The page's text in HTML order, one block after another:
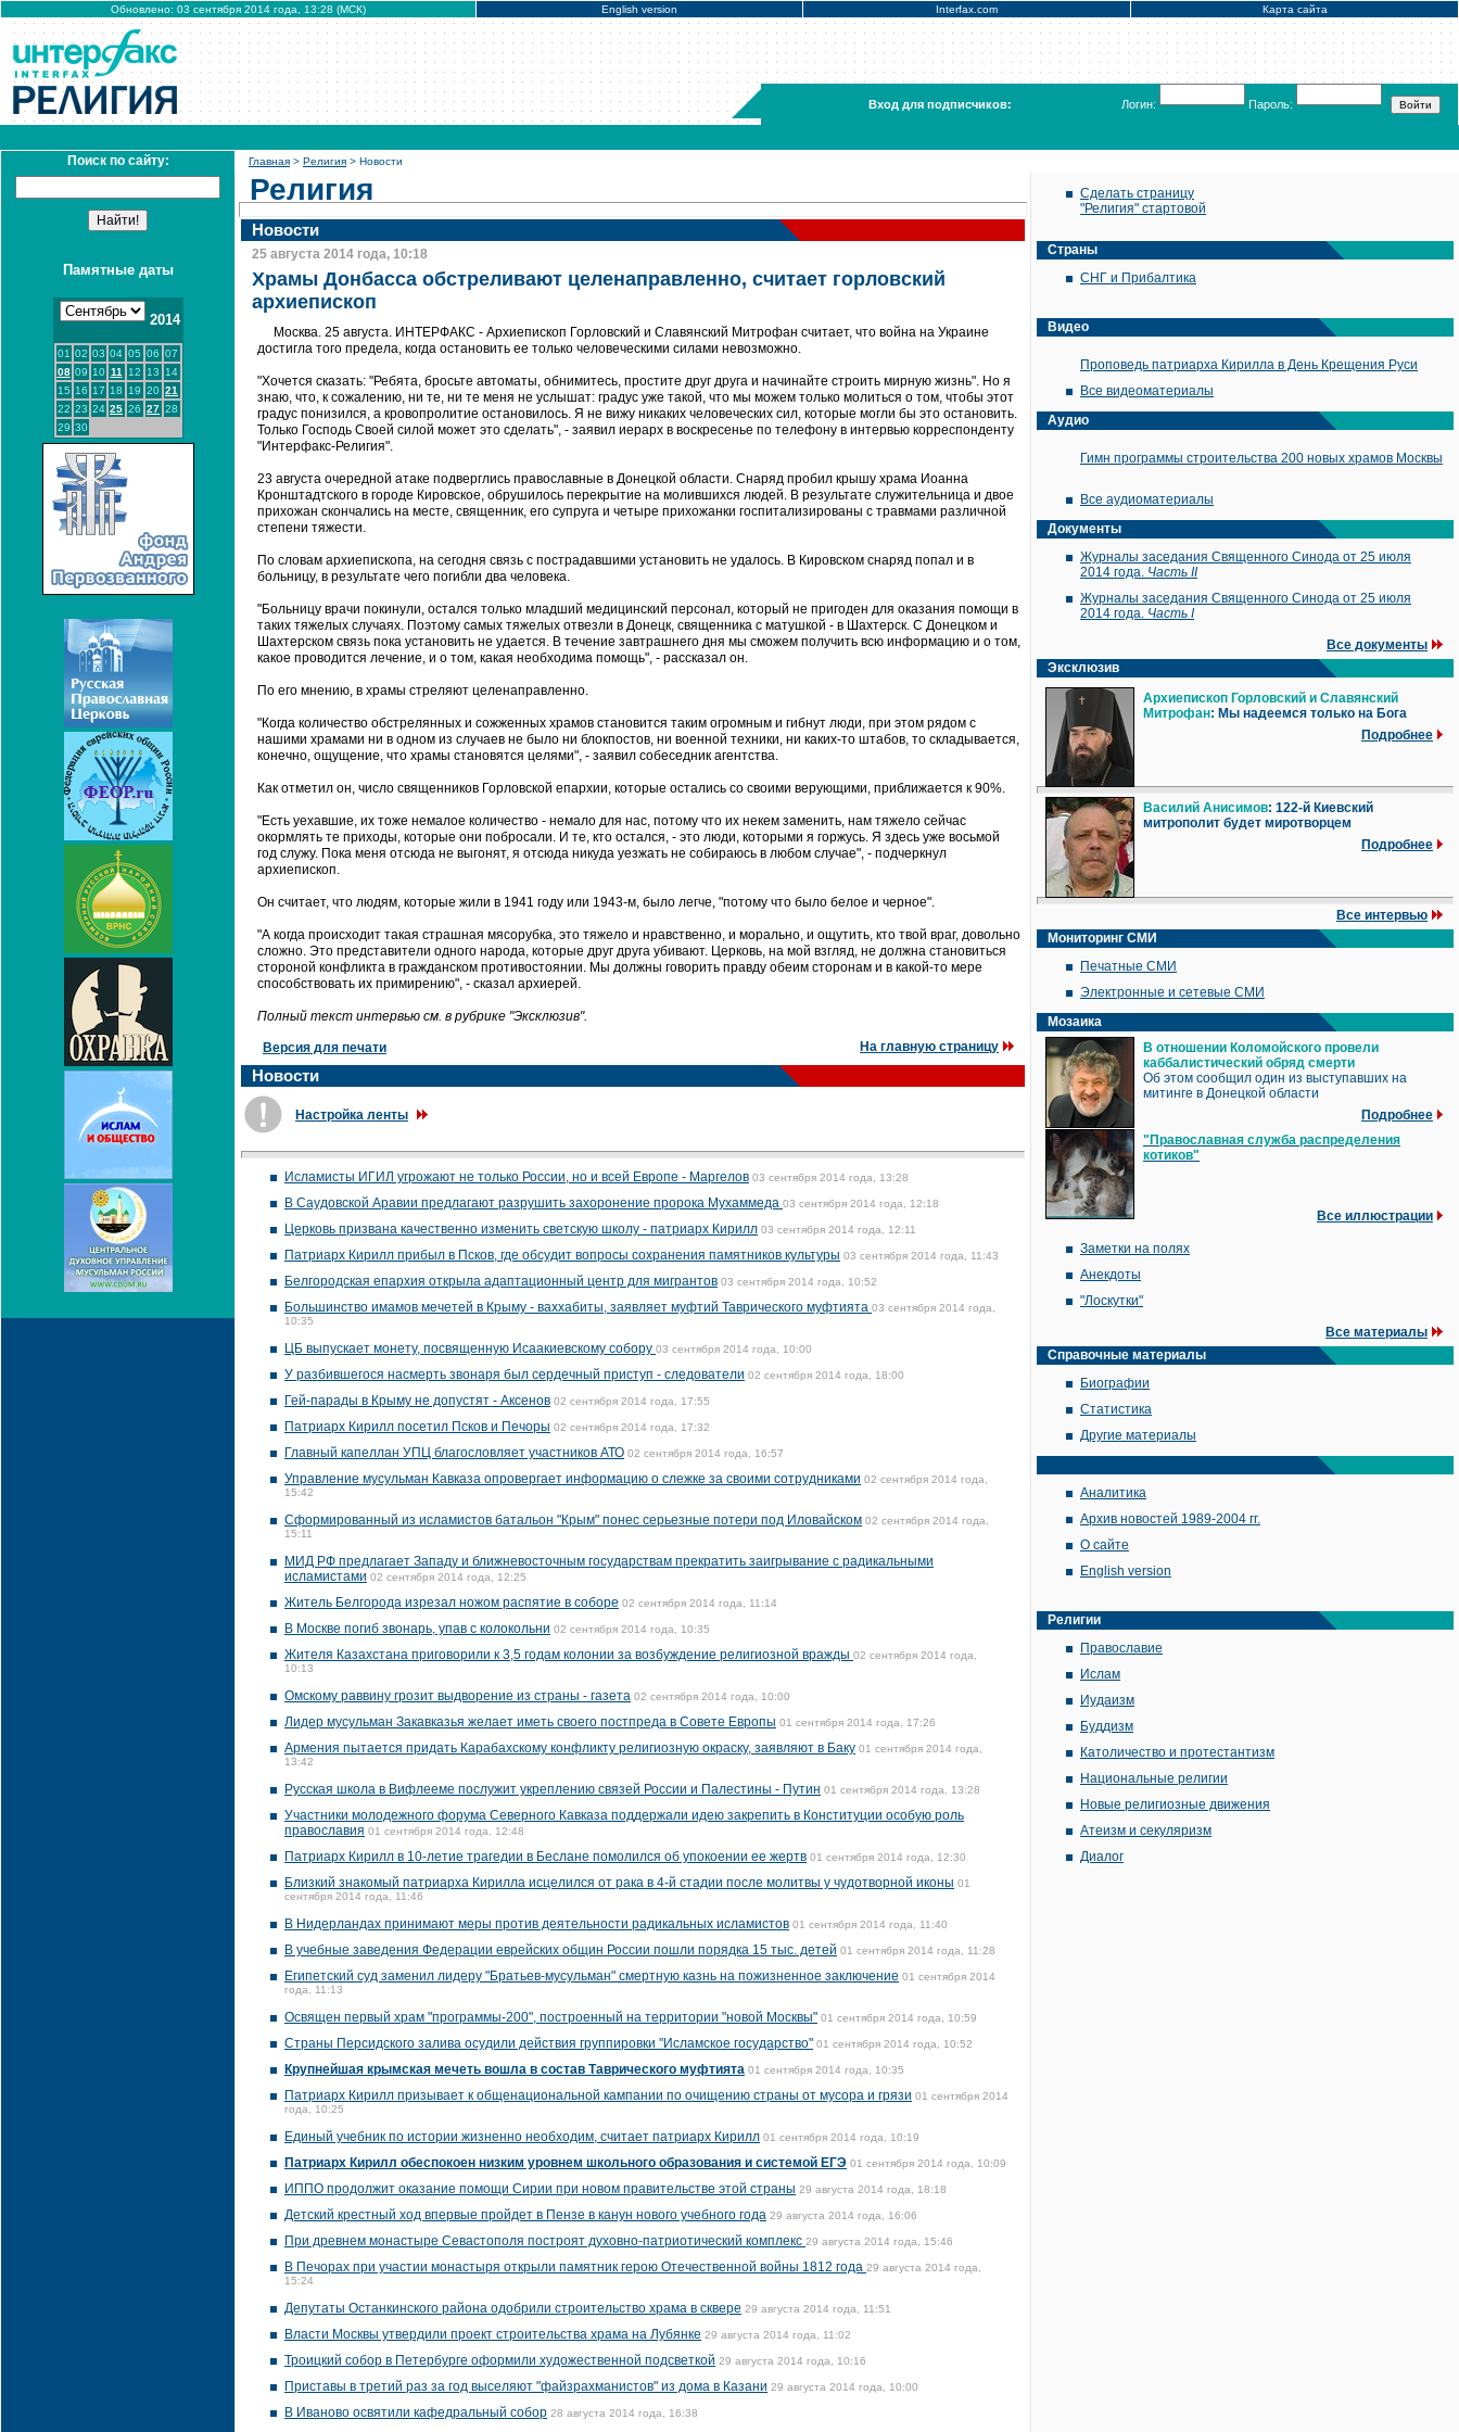
Обновлено: 03 сентября 2014 года, 13:28 (МСК) English version Interfax.com Карта сайта
Вход для подписчиков: Логин: Пароль:
Поиск по сайту:
Памятные даты
2014
01 02 03 04 05 06 07
08 09 10 11 12 13
14
15 16 17 18 19 20 21
22 23 24 25 26 27 28
29 30
Главная > Религия > Новости
Религия
Новости
25 августа 2014 года, 10:18
Храмы Донбасса обстреливают целенаправленно, считает горловский
архиепископ
Москва. 25 августа. ИНТЕРФАКС - Архиепископ Горловский и Славянский Митрофан считает, что война на Украине
достигла того предела, когда остановить ее только человеческими силами невозможно.
"Хочется сказать: "Ребята, бросьте автоматы, обнимитесь, простите друг друга и начинайте строить мирную жизнь". Но я
знаю, что, к сожалению, ни те, ни те меня не услышат: градус уже такой, что мы можем только молиться о том, чтобы этот
градус понизился, а кровопролитие остановилось. Я не вижу никаких человеческих сил, которые могли бы это остановить.
Только Господь Своей силой может это сделать", - заявил иерарх в воскресенье по телефону в интервью корреспонденту
"Интерфакс-Религия".
23 августа очередной атаке подверглись православные в Донецкой области. Снаряд пробил крышу храма Иоанна
Кронштадтского в городе Кировское, обрушилось перекрытие на молившихся людей. В результате служительница и двое
прихожан скончались на месте, священник, его супруга и четыре прихожанки госпитализированы с травмами различной
степени тяжести.
По словам архиепископа, на сегодня связь с пострадавшими установить не удалось. В Кировском снаряд попал и в
больницу, в результате чего погибли два человека.
"Больницу врачи покинули, остался только младший медицинский персонал, который не пригоден для оказания помощи в
таких тяжелых случаях. Поэтому самых тяжелых отвезли в Донецк, священника с матушкой - в Шахтерск. С Донецком и
Шахтерском связь пока установить не удается. В течение завтрашнего дня мы сможем получить всю информацию и о том,
какое проводится лечение, и о том, какая необходима помощь", - рассказал он.
По его мнению, в храмы стреляют целенаправленно.
"Когда количество обстрелянных и сожженных храмов становится таким огромным и гибнут люди, при этом рядом с
нашими храмами ни в одном из случаев не было ни блокпостов, ни военной техники, ни каких-то штабов, то складывается,
конечно, ощущение, что храмы становятся целями", - заявил собеседник агентства.
Как отметил он, число священников Горловской епархии, которые остались со своими верующими, приближается к 90%.
"Есть уехавшие, их тоже немалое количество - немало для нас, потому что их некем заменить, нам тяжело сейчас
окормлять те приходы, которые они побросали. И те, кто остался, - это люди, которыми я горжусь. Я здесь уже восьмой
год служу. Пока меня отсюда не выгонят, я отсюда никуда уезжать не собираюсь в любом случае", - подчеркнул
архиепископ.
Он считает, что людям, которые жили в 1941 году или 1943-м, было легче, "потому что было белое и черное".
"А когда происходит такая страшная мясорубка, это тяжело и нравственно, и морально, и ощутить, кто твой враг, довольно
сложно. Это представители одного народа, которые друг друга убивают. Церковь, на мой взгляд, не должна становиться
стороной конфликта в гражданском противостоянии. Мы должны говорить правду обеим сторонам и в какой-то мере
способствовать их примирению", - сказал архиерей.
Полный текст интервью см. в рубрике "Эксклюзив".
Версия для печати На главную страницу
Новости
Настройка ленты
Исламисты ИГИЛ угрожают не только России, но и всей Европе - Маргелов 03 сентября 2014 года, 13:28
В Саудовской Аравии предлагают разрушить захоронение пророка Мухаммеда 03 сентября 2014 года, 12:18
Церковь призвана качественно изменить светскую школу - патриарх Кирилл 03 сентября 2014 года, 12:11
Патриарх Кирилл прибыл в Псков, где обсудит вопросы сохранения памятников культуры 03 сентября 2014 года, 11:43
Белгородская епархия открыла адаптационный центр для мигрантов 03 сентября 2014 года, 10:52
Большинство имамов мечетей в Крыму - ваххабиты, заявляет муфтий Таврического муфтията 03 сентября 2014 года,
10:35
ЦБ выпускает монету, посвященную Исаакиевскому собору 03 сентября 2014 года, 10:00
У разбившегося насмерть звонаря был сердечный приступ - следователи 02 сентября 2014 года, 18:00
Гей-парады в Крыму не допустят - Аксенов 02 сентября 2014 года, 17:55
Патриарх Кирилл посетил Псков и Печоры 02 сентября 2014 года, 17:32
Главный капеллан УПЦ благословляет участников АТО 02 сентября 2014 года, 16:57
Управление мусульман Кавказа опровергает информацию о слежке за своими сотрудниками 02 сентября 2014 года,
15:42
Сформированный из исламистов батальон "Крым" понес серьезные потери под Иловайском 02 сентября 2014 года,
15:11
МИД РФ предлагает Западу и ближневосточным государствам прекратить заигрывание с радикальными
исламистами 02 сентября 2014 года, 12:25
Житель Белгорода изрезал ножом распятие в соборе 02 сентября 2014 года, 11:14
В Москве погиб звонарь, упав с колокольни 02 сентября 2014 года, 10:35
Жителя Казахстана приговорили к 3,5 годам колонии за возбуждение религиозной вражды 02 сентября 2014 года,
10:13
Омскому раввину грозит выдворение из страны - газета 02 сентября 2014 года, 10:00
Лидер мусульман Закавказья желает иметь своего постпреда в Совете Европы 01 сентября 2014 года, 17:26
Армения пытается придать Карабахскому конфликту религиозную окраску, заявляют в Баку 01 сентября 2014 года,
13:42
Русская школа в Вифлееме послужит укреплению связей России и Палестины - Путин 01 сентября 2014 года, 13:28
Участники молодежного форума Северного Кавказа поддержали идею закрепить в Конституции особую роль
православия 01 сентября 2014 года, 12:48
Патриарх Кирилл в 10-летие трагедии в Беслане помолился об упокоении ее жертв 01 сентября 2014 года, 12:30
Близкий знакомый патриарха Кирилла исцелился от рака в 4-й стадии после молитвы у чудотворной иконы 01
сентября 2014 года, 11:46
В Нидерландах принимают меры против деятельности радикальных исламистов 01 сентября 2014 года, 11:40
В учебные заведения Федерации еврейских общин России пошли порядка 15 тыс. детей 01 сентября 2014 года, 11:28
Египетский суд заменил лидеру "Братьев-мусульман" смертную казнь на пожизненное заключение 01 сентября 2014
года, 11:13
Освящен первый храм "программы-200", построенный на территории "новой Москвы" 01 сентября 2014 года, 10:59
Страны Персидского залива осудили действия группировки "Исламское государство" 01 сентября 2014 года, 10:52
Крупнейшая крымская мечеть вошла в состав Таврического муфтията 01 сентября 2014 года, 10:35
Патриарх Кирилл призывает к общенациональной кампании по очищению страны от мусора и грязи 01 сентября 2014
года, 10:25
Единый учебник по истории жизненно необходим, считает патриарх Кирилл 01 сентября 2014 года, 10:19
Патриарх Кирилл обеспокоен низким уровнем школьного образования и системой ЕГЭ 01 сентября 2014 года, 10:09
ИППО продолжит оказание помощи Сирии при новом правительстве этой страны 29 августа 2014 года, 18:18
Детский крестный ход впервые пройдет в Пензе в канун нового учебного года 29 августа 2014 года, 16:06
При древнем монастыре Севастополя построят духовно-патриотический комплекс 29 августа 2014 года, 15:46
В Печорах при участии монастыря открыли памятник герою Отечественной войны 1812 года 29 августа 2014 года,
15:24
Депутаты Останкинского района одобрили строительство храма в сквере 29 августа 2014 года, 11:51
Власти Москвы утвердили проект строительства храма на Лубянке 29 августа 2014 года, 11:02
Троицкий собор в Петербурге оформили художественной подсветкой 29 августа 2014 года, 10:16
Приставы в третий раз за год выселяют "файзрахманистов" из дома в Казани 29 августа 2014 года, 10:00
В Иваново освятили кафедральный собор 28 августа 2014 года, 16:38
Сделать страницу
"Религия" стартовой
Страны
СНГ и Прибалтика
Видео
Проповедь патриарха Кирилла в День Крещения Руси
Все видеоматериалы
Аудио
Гимн программы строительства 200 новых храмов Москвы
Все аудиоматериалы
Документы
Журналы заседания Священного Синода от 25 июля
2014 года. Часть II
Журналы заседания Священного Синода от 25 июля
2014 года. Часть I
Все документы
Эксклюзив
Архиепископ Горловский и Славянский
Митрофан: Мы надеемся только на Бога
Подробнее
Василий Анисимов: 122-й Киевский
митрополит будет миротворцем
Подробнее
Все интервью
Мониторинг СМИ
Печатные СМИ
Электронные и сетевые СМИ
Мозаика
В отношении Коломойского провели
каббалистический обряд смерти
Об этом сообщил один из выступавших на
митинге в Донецкой области
Подробнее
"Православная служба распределения
котиков"
Все иллюстрации
Заметки на полях
Анекдоты
"Лоскутки"
Все материалы
Справочные материалы
Биографии
Статистика
Другие материалы
Аналитика
Архив новостей 1989-2004 гг.
О сайте
English version
Религии
Православие
Ислам
Иудаизм
Буддизм
Католичество и протестантизм
Национальные религии
Новые религиозные движения
Атеизм и секуляризм
Диалог